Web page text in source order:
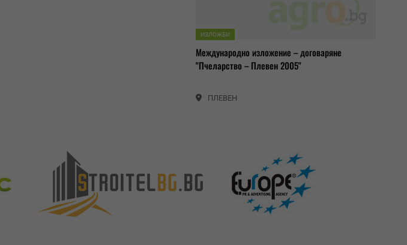
ИЗЛОЖБИ
Международно изложение – договаряне
"Пчеларство – Плевен 2005"
ПЛЕВЕН